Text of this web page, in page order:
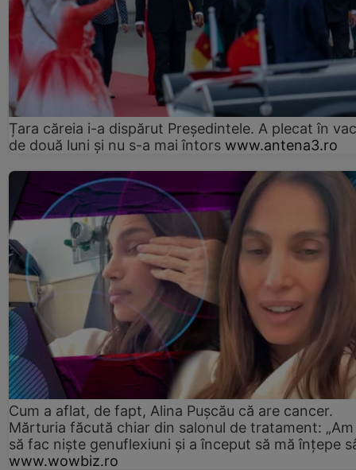
Țara căreia i-a dispărut Președintele. A plecat în
de două luni și nu s-a mai întors www.antena3.ro
Cum a aflat, de fapt, Alina Pușcău că are cancer.
Mărturia făcută chiar din salonul de tratament:
să fac niște genuflexiuni și a început să mă înțepe
www.wowbiz.ro